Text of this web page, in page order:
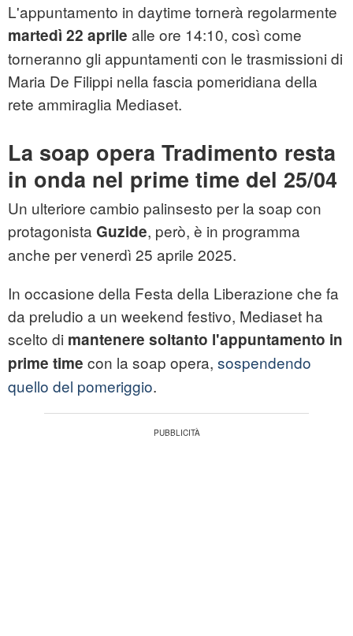
L'appuntamento in daytime tornerà regolarmente
martedì 22 aprile alle ore 14:10, così come
torneranno gli appuntamenti con le trasmissioni di
Maria De Filippi nella fascia pomeridiana della
rete ammiraglia Mediaset.
La soap opera Tradimento resta
in onda nel prime time del 25/04
Un ulteriore cambio palinsesto per la soap con
protagonista Guzide, però, è in programma
anche per venerdì 25 aprile 2025.
In occasione della Festa della Liberazione che fa
da preludio a un weekend festivo, Mediaset ha
scelto di mantenere soltanto l'appuntamento in
prime time con la soap opera, sospendendo
quello del pomeriggio.